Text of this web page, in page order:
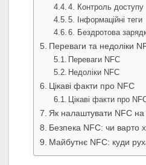
4. Контроль доступу
5. Інформаційні теги
6. Бездротова
Переваги та недоліки
Переваги NFC
Недоліки NFC
Цікаві факти про NFC
Цікаві факти про
Як налаштувати NFC
Безпека NFC: чи варто
Майбутнє NFC: куди